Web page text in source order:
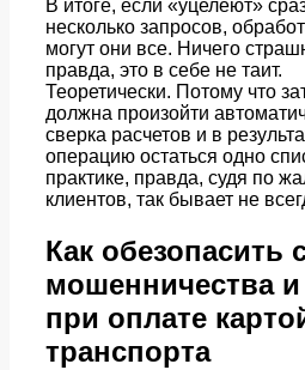
В итоге, если «уцелеют»
несколько запросов,
могут они все. Ничего
правда, это в себе не таит.
Теоретически. Потому что
должна произойти
сверка расчетов и в
операцию остаться одно
практике, правда, судя по
клиентов, так бывает не
Как обезопасить
мошенничества и
при оплате
транспорта